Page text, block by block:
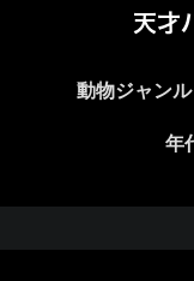
天才
動物ジャンル
年